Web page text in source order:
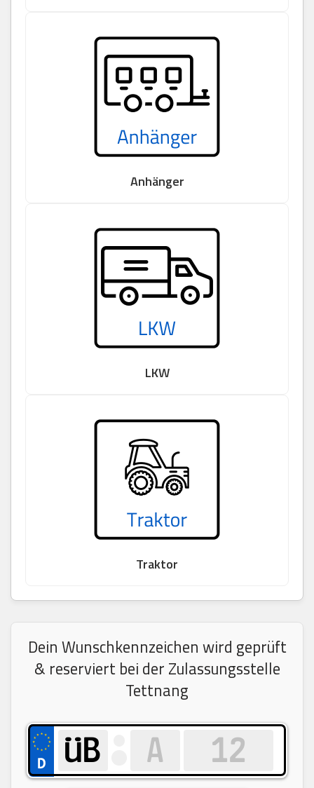
Anhänger
LKW
Traktor
Dein Wunschkennzeichen wird geprüft
& reserviert bei der Zulassungsstelle
Tettnang